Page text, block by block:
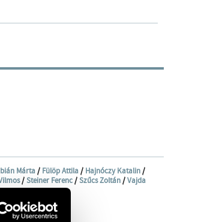
Márta/ Fülöp Attila/ Hajnóczy Katalin/
/Steiner Ferenc/Szűcs Zoltán/Vajda